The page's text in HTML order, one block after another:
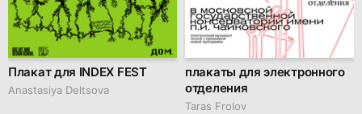
Плакат для INDEX FEST
Anastasiya Deltsova
плакаты для электронного
отделения
Taras Frolov